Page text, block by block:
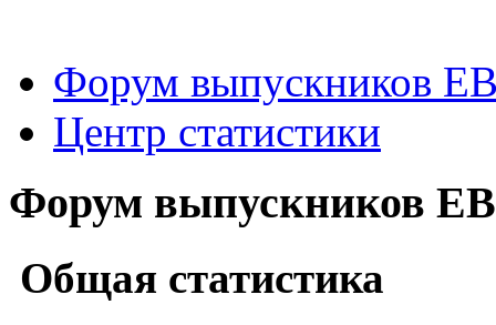
Форум выпускников
Центр статистики
Форум выпускников
Общая статистика